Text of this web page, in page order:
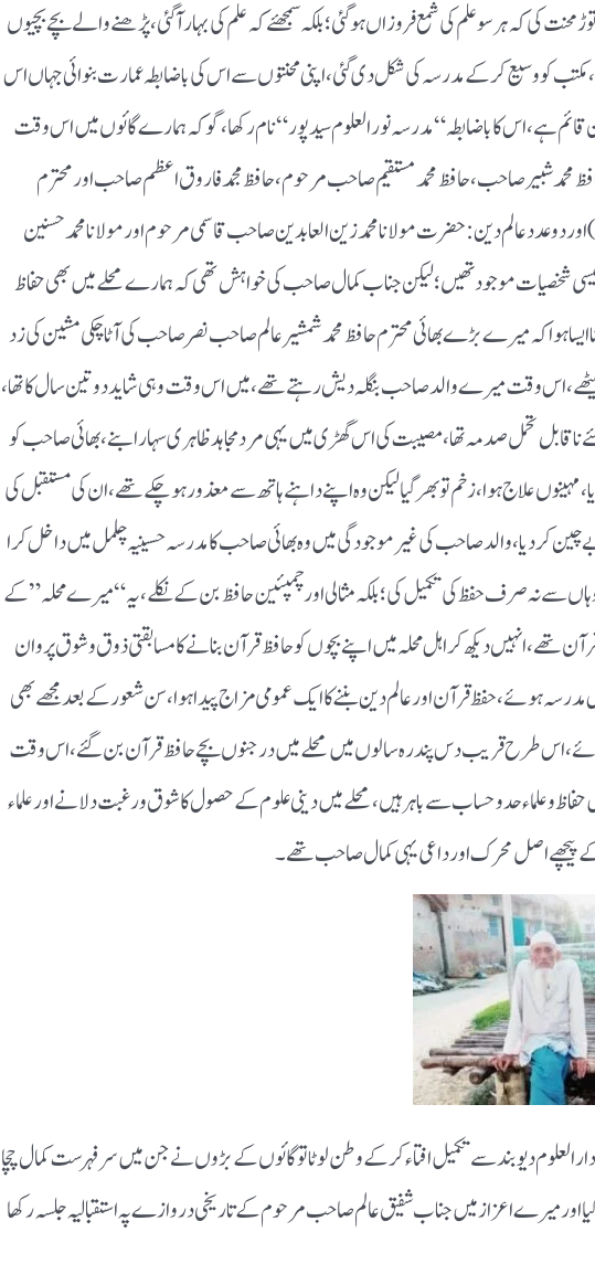
کی کہ ہر سو علم کی شمع فروزاں ہوگئی ؛ بلکہ سمجھئے کہ علم کی بہار آگئی ، پڑھنے والے بچے بچیوں
، مکتب کو وسیع کرکے مدرسہ کی شکل دی گئی ، اپنی محنتوں سے اس کی باضابطہ عمارت بنوائی جہاں اس
ہے ، اس کا باضابطہ “ مدرسہ نور العلوم سیدپور “ نام رکھا ،گوکہ ہمارے گائوں میں اس وقت
محمد شبیر صاحب ، حافظ محمد مستقیم صاحب مرحوم ، حافظ مجمد فاروق اعظم صاحب اور محترم
دو عدد عالم دین : حضرت مولانا محمد زین العابدین صاحب قاسمی مرحوم اور مولانا محمد حسنین
شخصیات موجود تھیں ؛ لیکن جناب کمال صاحب کی خواہش تھی کہ ہمارے محلے میں بھی حفاظ
ایسا ہوا کہ میرے بڑے بھائی محترم حافظ محمد شمشیر عالم صاحب نصر صاحب کی آٹا چکی مشین کی زد
بیٹھے ، اس وقت میرے والد صاحب بنگلہ دیش رہتے تھے ، میں اس وقت وہی شاید دوتین سال کا تھا ،
تحمل صدمہ تھا ، مصیبت کی اس گھڑی میں یہی مرد مجاہد ظاہری سہارا بنے ، بھائی صاحب کو
علاج ہوا ، زخم تو بھر گیا لیکن وہ اپنے داہنے ہاتھ سے معذور ہوچکے تھے ، ان کی مستقبل کی
کردیا ، والد صاحب کی غیر موجودگی میں وہ بھائی صاحب کا مدرسہ حسینیہ چلمل میں داخل کرا
سے نہ صرف حفظ کی تکمیل کی ؛ بلکہ مثالی اور چمپئین حافظ بن کے نکلے ، یہ “میرے محلہ” کے
تھے ، انہیں دیکھ کر اہل محلہ میں اپنے بچوں کو حافظ قرآن بنانے کا مسابقتی ذوق وشوق پروان
ہوئے ، حفظ قرآن اور عالم دین بننے کا ایک عمومی مزاج پیدا ہوا ، سن شعور کے بعد مجھے بھی
، اس طرح قریب دس پندرہ سالوں میں محلے میں درجنوں بچے حافظ قرآن بن گئے ، اس وقت
حفاظ وعلماء حد وحساب سے باہر ہیں ، محلے میں دینی علوم کے حصول کا شوق ورغبت دلانے اور علماء
پیچھے اصل محرک اور داعی یہی کمال صاحب تھے۔
دیوبند سے تکمیل افتاء کرکے وطن لوٹا تو گائوں کے بڑوں نے جن میں سر فہرست کمال چچا
کیا اور میرے اعزاز میں جناب شفیق عالم صاحب مرحوم کے تاریخی دروازے پہ استقبالیہ جلسہ رکھا